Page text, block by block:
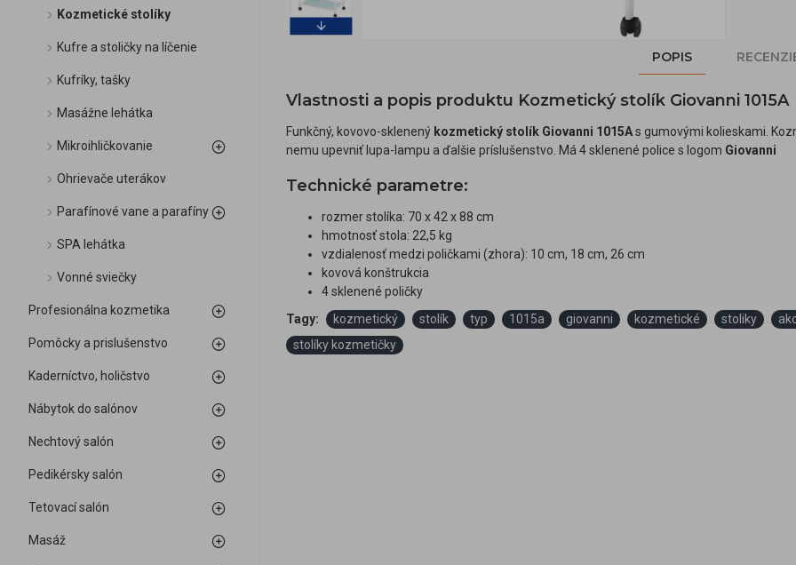
Kozmetické stolíky
Kufre a stoličky na líčenie
Kufríky, tašky
Masážne lehátka
Mikroihličkovanie
Ohrievače uterákov
Parafínové vane a parafíny
SPA lehátka
Vonné sviečky
Profesionálna kozmetika
Pomôcky a prislušenstvo
Kaderníctvo, holičstvo
Nábytok do salónov
Nechtový salón
Pedikérsky salón
Tetovací salón
Masáž
POPIS
Vlastnosti a popis produktu Kozmetický stolík Giovanni 1015A
Funkčný, kovovo-sklenený kozmetický stolík Giovanni 1015As gumovými kolieskami.
nemu upevniť lupa-lampu a ďalšie príslušenstvo. Má 4 sklenené police s logom Giovanni
Technické parametre:
rozmer stolíka: 70 x 42 x 88 cm
hmotnosť stola: 22,5 kg
vzdialenosť medzi poličkami (zhora): 10 cm, 18 cm, 26 cm
kovová konštrukcia
4 sklenené poličky
Tagy:
kozmetický stolík typ 1015a giovanni kozmetické stoliky
stolíky kozmetičky